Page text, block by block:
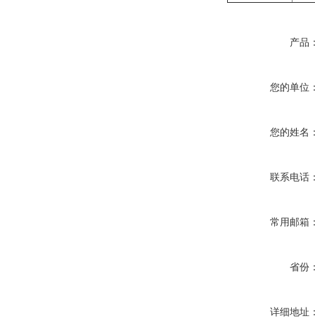
产品
您的单位
您的姓名
联系电话
常用邮箱
省份
详细地址